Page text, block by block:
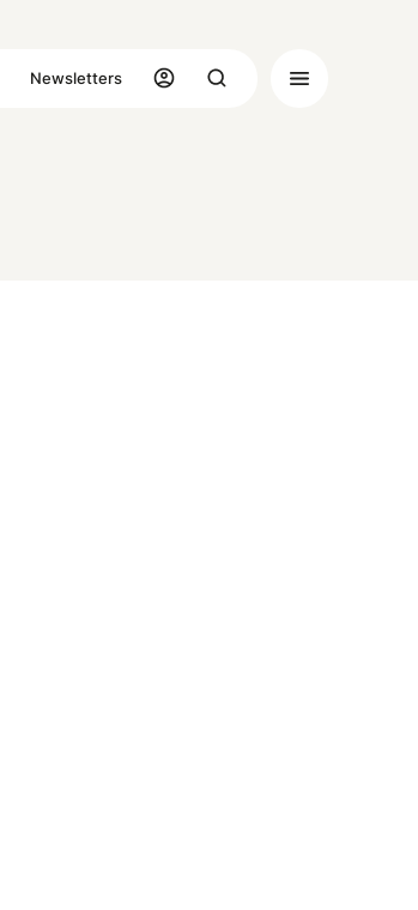
Newsletters